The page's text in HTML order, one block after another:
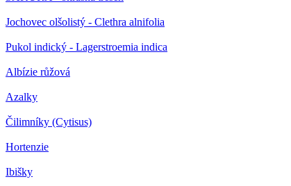
Jochovec olšolistý - Clethra alnifolia
Pukol indický - Lagerstroemia indica
Albízie růžová
Azalky
Čilimníky (Cytisus)
Hortenzie
Ibišky